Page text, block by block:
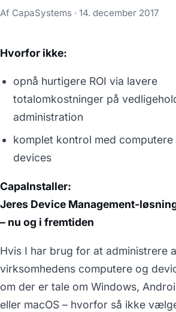
Af CapaSystems · 14. december 2017
Hvorfor ikke:
opnå hurtigere ROI via lavere
totalomkostninger på
administration
komplet kontrol med computere
devices
CapaInstaller:
Jeres Device Management-
– nu og i fremtiden
Hvis I har brug for at administrere
virksomhedens computere og
om der er tale om Windows,
eller macOS – hvorfor så ikke